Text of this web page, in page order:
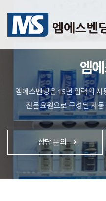
엠
엠에스벤딩은 15년 업력의 자
전문요원으로 구성된 자
상담 문의